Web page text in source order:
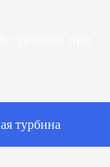
турбина